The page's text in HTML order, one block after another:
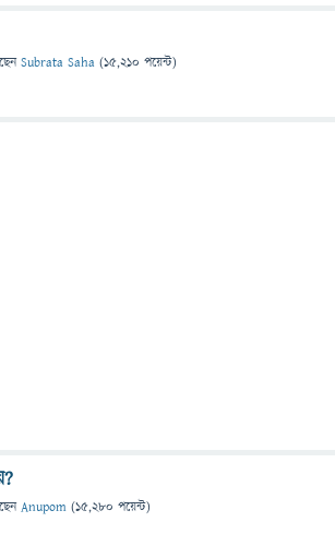
Subrata Saha (15,210 পয়েন্ট)
Anupom (15,280 পয়েন্ট)